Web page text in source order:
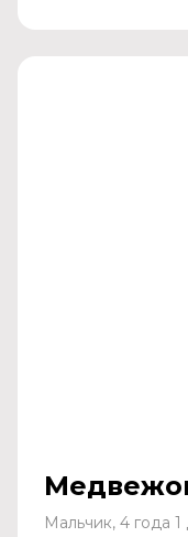
Мальчик, 4 года